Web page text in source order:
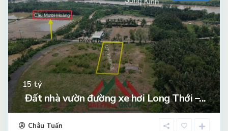
15 tỷ
Đất nhà vườn đường xe hơi Long Thới –...
Châu Tuấn